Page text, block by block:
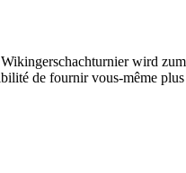
wird
de fournir vous-même